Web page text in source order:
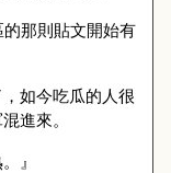
的那則貼文開始有
如今吃瓜的人很
進來。
』